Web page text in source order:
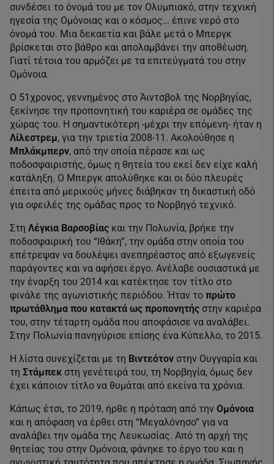
συνδέσει το όνομά του με τον Ολυμπιακό, στην τεχνική
ηγεσία της Ομόνοιας και ο κόσμος… έπινε νερό στο
όνομά του. Μια δεκαετία και βάλε μετά ο Μπεργκ
βρίσκεται στο βάθρο και απολαμβάνει την αποθέωση.
Γιατί τέτοια του αρμόζει με τα επιτεύγματά του στην
Ομόνοια.
Ο 51χρονος, γεννημένος στο Άιντσβολ της Νορβηγίας,
ξεκίνησε την προπονητική του καριέρα σε ομάδες της
χώρας του. Η σημαντικότερη -μέχρι την επόμενη- ήταν η
Λίλεστρεμ, για την τριετία 2008-11. Ακολούθησε η
Μπλάκμπερν, από την οποία πέρασε και ως
ποδοσφαιριστής, όμως η θητεία του εκεί δεν είχε καλή
κατάληξη. Ο Μπεργκ απολύθηκε και οι δύο πλευρές
έπειτα από μερικούς μήνες διάβηκαν τη δικαστική οδό
για οφειλές της ομάδας προς το Νορβηγό τεχνικό.
Στη Λέγκια Βαρσοβίας και την Πολωνία, βρήκε την
ποδοσφαιρική του “Ιθάκη”, την ομάδα στην οποία του
επέτρεψαν να δουλέψει ανεπηρέαστος από εξωγενείς
παράγοντες και να αφήσει έργο. Ανέλαβε ουσιαστικά με
την έναρξη του 2014 και κατέκτησε τον τίτλο στο
φινάλε της αγωνιστικής περιόδου. Ήταν το πρώτο
πρωτάθλημα που κατακτά ως προπονητής στην καριέρα
του, στην τέταρτη ομάδα που αποφάσισε να αναλάβει.
Στην Πολωνία πανηγύρισε επίσης ένα Κύπελλο, το 2015.
Η λίστα συνεχίζεται με τη Βιντεότον στην Ουγγαρία και
τη Στάμπεκ στη γενέτειρά του, τη Νορβηγία, όμως δεν
έχει κάποιον τίτλο να θυμάται από εκείνα τα χρόνια.
Κάπως έτσι, το 2019, ήρθε η πρόταση από την Ομόνοια
και η απόφαση να έρθει στη “Μεγαλόνησο” για να
αναλάβει την ομάδα της Λευκωσίας. Από τη αρχή της
θητείας του στην Ομόνοια, φάνηκε το έργο του και η